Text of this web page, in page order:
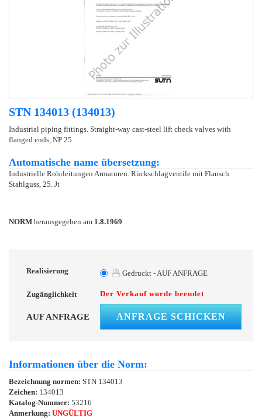
STN 134013 (134013)
Industrial piping fittings. Straight-way cast-steel lift check valves with
flanged ends, NP 25
Automatische name übersetzung:
Industrielle Rohrleitungen Armaturen. Rückschlagventile mit Flansch
Stahlguss, 25. Jt
NORM herausgegeben am 1.8.1969
Realisierung Gedruckt - AUF ANFRAGE
Zugänglichkeit Der Verkauf wurde beendet
AUF ANFRAGE ANFRAGE SCHICKEN
Informationen über die Norm:
Bezeichnung normen: STN 134013
Zeichen: 134013
Katalog-Nummer: 53216
Anmerkung: UNGÜLTIG